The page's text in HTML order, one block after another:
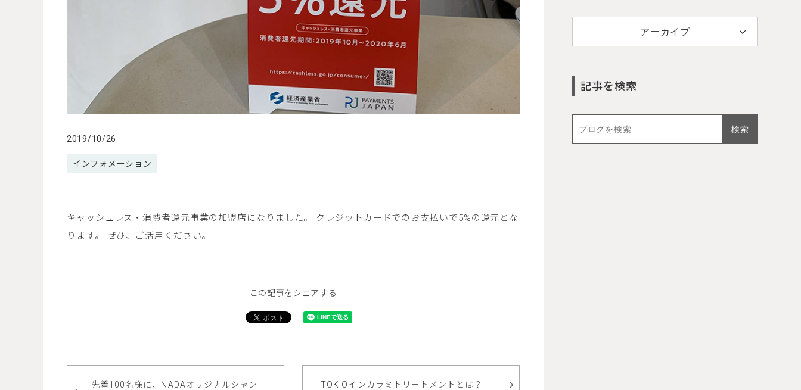
2019/10/26
インフォメーション
キャッシュレス・消費者還元事業の加盟店になりました。 クレジットカードでのお支払いで5%の還元とな
ります。 ぜひ、ご活用ください。
この記事をシェアする
先着100名様に、NADAオリジナルシャン
TOKIOインカラミトリートメントとは？
アーカイブ
記事を検索